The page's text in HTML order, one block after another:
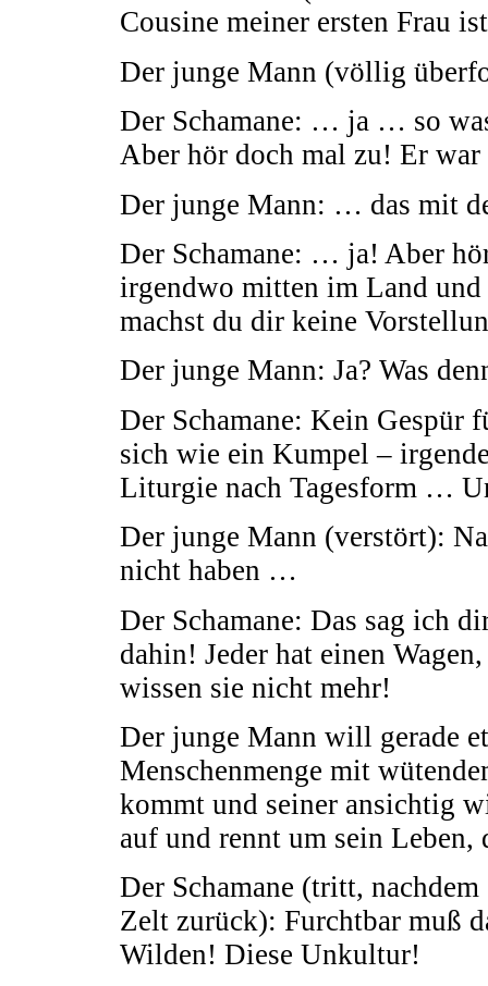
Cousine meiner ersten Frau
Der junge Mann (völlig
Der Schamane: … ja … so
Aber hör doch mal zu! Er
Der junge Mann: … das mit
Der Schamane: … ja! Aber
irgendwo mitten im Land
machst du dir keine
Der junge Mann: Ja? Was
Der Schamane: Kein Gespür
sich wie ein Kumpel –
Liturgie nach Tagesform …
Der junge Mann (verstört):
nicht haben …
Der Schamane: Das sag ich
dahin! Jeder hat einen
wissen sie nicht mehr!
Der junge Mann will gerade
Menschenmenge mit
kommt und seiner ansichtig
auf und rennt um sein Leben,
Der Schamane (tritt,
Zelt zurück): Furchtbar muß
Wilden! Diese Unkultur!